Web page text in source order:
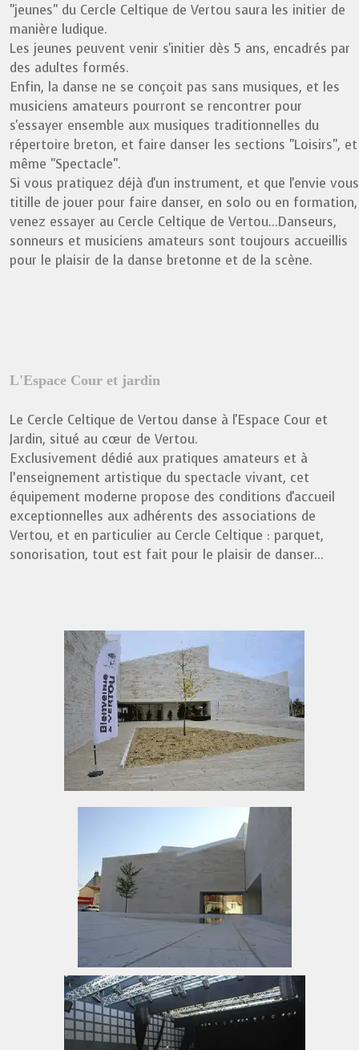
"jeunes" du Cercle Celtique de Vertou saura les initier de
manière ludique.
Les jeunes peuvent venir s'initier dès 5 ans, encadrés par
des adultes formés.
Enfin, la danse ne se conçoit pas sans musiques, et les
musiciens amateurs pourront se rencontrer pour
s'essayer ensemble aux musiques traditionnelles du
répertoire breton, et faire danser les sections "Loisirs", et
même "Spectacle".
Si vous pratiquez déjà d'un instrument, et que l'envie vous
titille de jouer pour faire danser, en solo ou en formation,
venez essayer au Cercle Celtique de Vertou...Danseurs,
sonneurs et musiciens amateurs sont toujours accueillis
pour le plaisir de la danse bretonne et de la scène.
L'Espace Cour et jardin
Le Cercle Celtique de Vertou danse à l'Espace Cour et
Jardin, situé au cœur de Vertou.
Exclusivement dédié aux pratiques amateurs et à
l’enseignement artistique du spectacle vivant, cet
équipement moderne propose des conditions d'accueil
exceptionnelles aux adhérents des associations de
Vertou, et en particulier au Cercle Celtique : parquet,
sonorisation, tout est fait pour le plaisir de danser...